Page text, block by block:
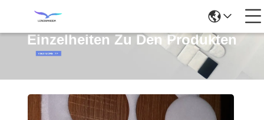
Einzelheiten Zu Den Produkten